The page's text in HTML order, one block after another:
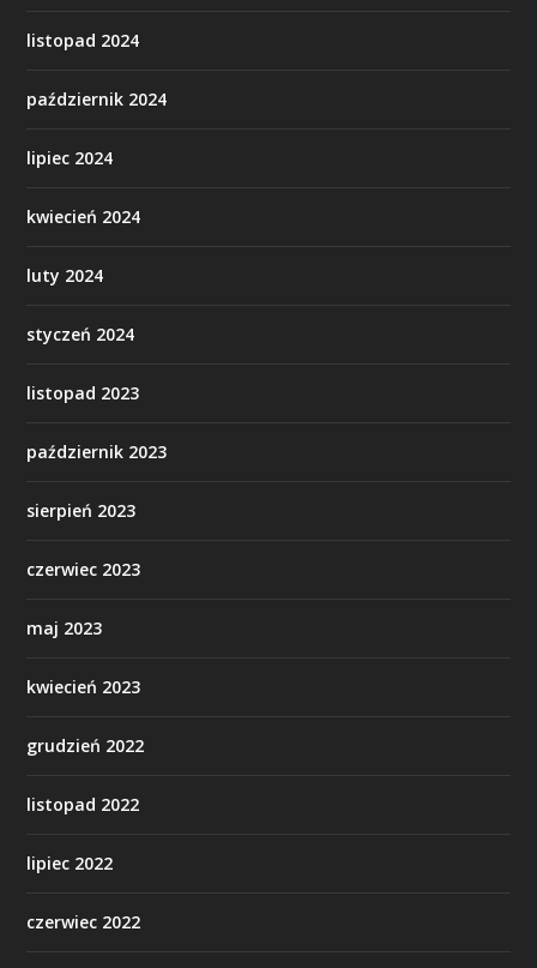
listopad 2024
październik 2024
lipiec 2024
kwiecień 2024
luty 2024
styczeń 2024
listopad 2023
październik 2023
sierpień 2023
czerwiec 2023
maj 2023
kwiecień 2023
grudzień 2022
listopad 2022
lipiec 2022
czerwiec 2022